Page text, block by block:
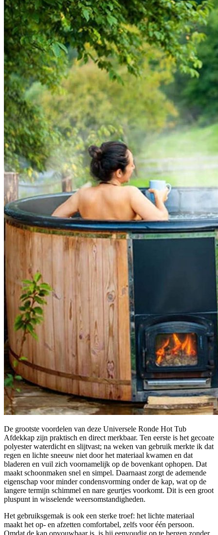
De grootste voordelen van deze Universele Ronde Hot Tub
Afdekkap zijn praktisch en direct merkbaar. Ten eerste is het gecoate
polyester waterdicht en slijtvast; na weken van gebruik merkte ik dat
regen en lichte sneeuw niet door het materiaal kwamen en dat
bladeren en vuil zich voornamelijk op de bovenkant ophopen. Dat
maakt schoonmaken snel en simpel. Daarnaast zorgt de ademende
eigenschap voor minder condensvorming onder de kap, wat op de
langere termijn schimmel en nare geurtjes voorkomt. Dit is een groot
pluspunt in wisselende weersomstandigheden.
Het gebruiksgemak is ook een sterke troef: het lichte materiaal
maakt het op- en afzetten comfortabel, zelfs voor één persoon.